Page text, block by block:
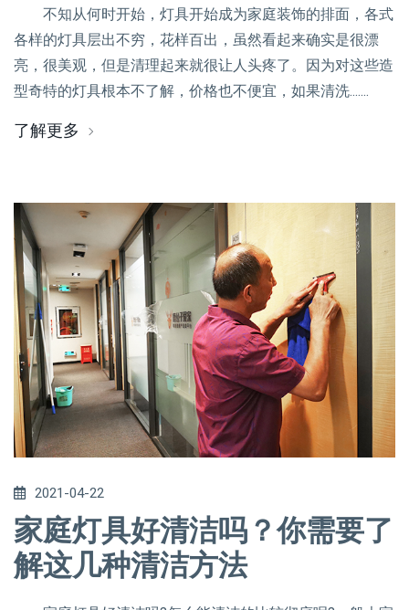
不知从何时开始，灯具开始成为家庭装饰的排面，各式
各样的灯具层出不穷，花样百出，虽然看起来确实是很漂
亮，很美观，但是清理起来就很让人头疼了。因为对这些造
型奇特的灯具根本不了解，价格也不便宜，如果清洗.......
了解更多
2021-04-22
家庭灯具好清洁吗？你需要了
解这几种清洁方法